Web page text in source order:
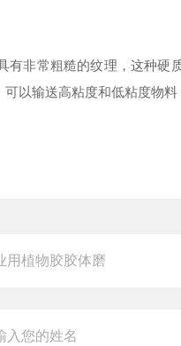
非常粗糙的纹理，这种硬
以输送高粘度和低粘度物